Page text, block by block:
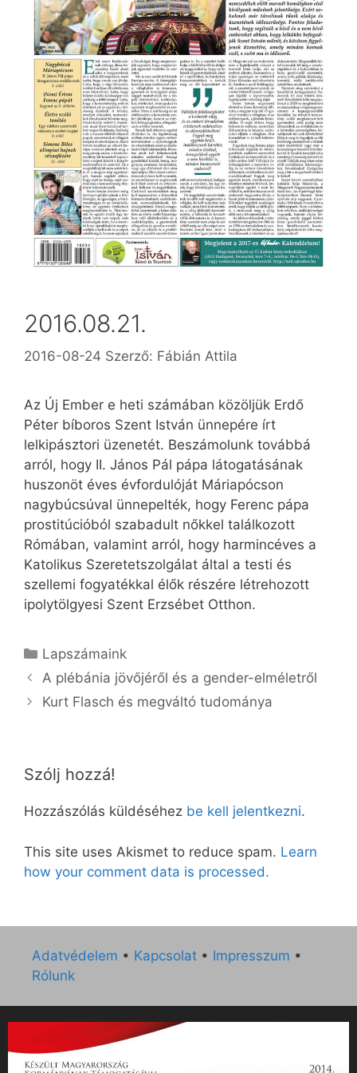
2016.08.21.
2016-08-24 Szerző: Fábián Attila
Az Új Ember e heti számában közöljük Erdő
Péter bíboros Szent István ünnepére írt
lelkipásztori üzenetét. Beszámolunk továbbá
arról, hogy II. János Pál pápa látogatásának
huszonöt éves évfordulóját Máriapócson
nagybúcsúval ünnepelték, hogy Ferenc pápa
prostitúcióból szabadult nőkkel találkozott
Rómában, valamint arról, hogy harmincéves a
Katolikus Szeretetszolgálat által a testi és
szellemi fogyatékkal élők részére létrehozott
ipolytölgyesi Szent Erzsébet Otthon.
Kategória
Lapszámaink
A plébánia jövőjéről és a gender-elméletről
Kurt Flasch és megváltó tudománya
Szólj hozzá!
Hozzászólás küldéséhez be kell jelentkezni.
This site uses Akismet to reduce spam. Learn
how your comment data is processed.
Adatvédelem • Kapcsolat • Impresszum •
Rólunk